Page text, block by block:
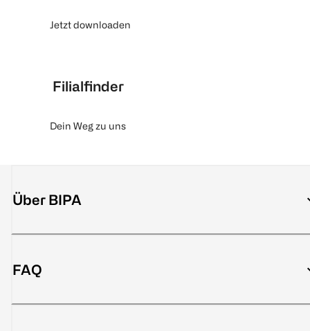
Jetzt downloaden
Filialfinder
Dein Weg zu uns
Über BIPA
FAQ